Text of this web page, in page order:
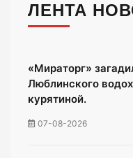
ЛЕНТА
«Мираторг»
Люблинского
курятиной.
07-08-2026